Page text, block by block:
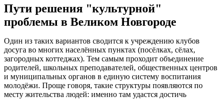
Пути решения "культурной"
проблемы в Великом Новгороде
Один из таких вариантов сводится к учреждению клубов
досуга во многих населённых пунктах (посёлках, сёлах,
загородных коттеджах). Тем самым проходит объединение
родителей, школьных преподавателей, общественных центров
и муниципальных органов в единую систему воспитания
молодёжи. Проще говоря, такие структуры появляются по
месту жительства людей: именно там удастся достичь